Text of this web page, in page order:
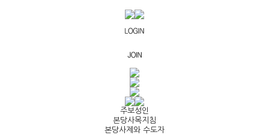
주보성인
본당사목지침
본당사제와 수도자